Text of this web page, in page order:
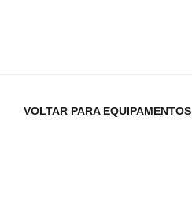
VOLTAR PARA EQUIPAMENTOS